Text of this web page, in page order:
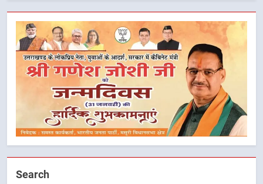
Search
मुख्यमंत्री धामी ने कहा कि पेंशन राशि का